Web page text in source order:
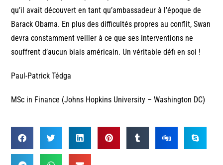
qu’il avait découvert en tant qu’ambassadeur à l’époque de
Barack Obama. En plus des difficultés propres au conflit, Swan
devra constamment veiller à ce que ses interventions ne
souffrent d’aucun biais américain. Un véritable défi en soi !
Paul-Patrick Tédga
MSc in Finance (Johns Hopkins University – Washington DC)